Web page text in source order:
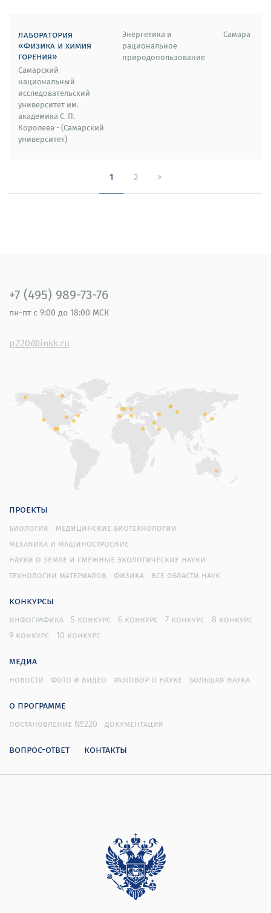
лаборатория
«физика и химия
горения»
Самарский
национальный
исследовательский
университет им.
академика С. П.
Королева - (Самарский
университет)
Энергетика и
рациональное
природопользование
Самара
1 2 >
+7 (495) 989-73-76
пн-пт с 9:00 до 18:00 МСК
p220@inkk.ru
проекты
биология
медицинские биотехнологии
механика и машиностроение
науки о земле и смежные экологические науки
технологии материалов
физика все области наук
конкурсы
инфографика 5 конкурс 6 конкурс 7 конкурс
8 конкурс
9 конкурс
10 конкурс
медиа
новости фото и видео разговор о науке большая наука
о программе
постановление №220 документация
вопрос-ответ контакты